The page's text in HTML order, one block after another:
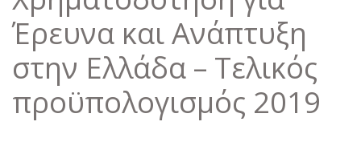
Έρευνα και Ανάπτυξη
στην Ελλάδα – Τελικός
προϋπολογισμός 2019